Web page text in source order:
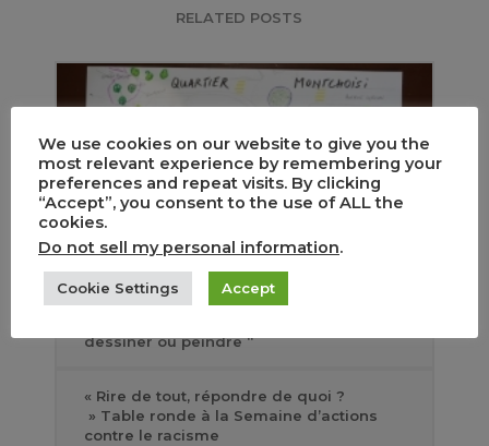
RELATED POSTS
dessiner ou peindre “
« Rire de tout, répondre de quoi ?
» Table ronde à la Semaine d’actions
contre le racisme
We use cookies on our website to give you the
most relevant experience by remembering your
preferences and repeat visits. By clicking
“Accept”, you consent to the use of ALL the
cookies.
Do not sell my personal information.
Cookie Settings Accept